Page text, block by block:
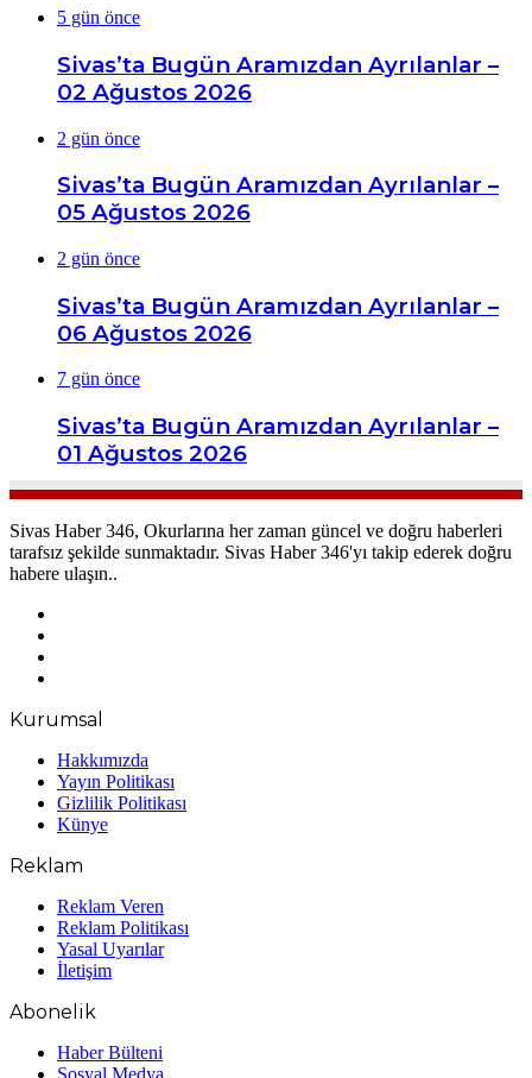
5 gün önce
Sivas’ta Bugün Aramızdan Ayrılanlar –
02 Ağustos 2026
2 gün önce
Sivas’ta Bugün Aramızdan Ayrılanlar –
05 Ağustos 2026
2 gün önce
Sivas’ta Bugün Aramızdan Ayrılanlar –
06 Ağustos 2026
7 gün önce
Sivas’ta Bugün Aramızdan Ayrılanlar –
01 Ağustos 2026
Sivas Haber 346, Okurlarına her zaman güncel ve doğru haberleri
tarafsız şekilde sunmaktadır. Sivas Haber 346'yı takip ederek doğru
habere ulaşın..
Kurumsal
Hakkımızda
Yayın Politikası
Gizlilik Politikası
Künye
Reklam
Reklam Veren
Reklam Politikası
Yasal Uyarılar
İletişim
Abonelik
Haber Bülteni
Sosyal Medya